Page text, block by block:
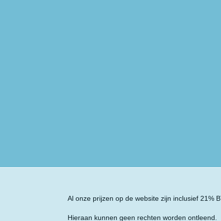
Al onze prijzen op de website zijn inclusief 21%
Hieraan kunnen geen rechten worden ontleend.